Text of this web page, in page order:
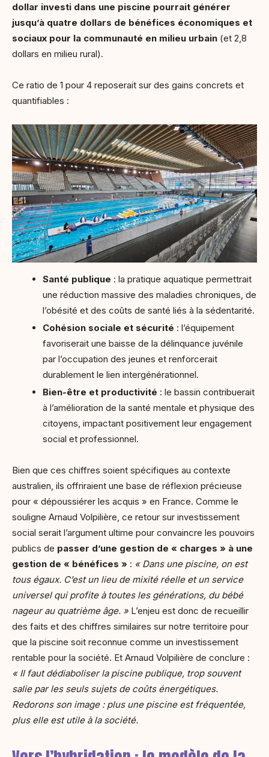
dollar investi dans une piscine pourrait générer
jusqu’à quatre dollars de bénéfices économiques et
sociaux pour la communauté en milieu urbain (et 2,8
dollars en milieu rural).
Ce ratio de 1 pour 4 reposerait sur des gains concrets et
quantifiables :
Santé publique : la pratique aquatique permettrait
une réduction massive des maladies chroniques, de
l’obésité et des coûts de santé liés à la sédentarité.
Cohésion sociale et sécurité : l’équipement
favoriserait une baisse de la délinquance juvénile
par l’occupation des jeunes et renforcerait
durablement le lien intergénérationnel.
Bien-être et productivité : le bassin contribuerait
à l’amélioration de la santé mentale et physique des
citoyens, impactant positivement leur engagement
social et professionnel.
Bien que ces chiffres soient spécifiques au contexte
australien, ils offriraient une base de réflexion précieuse
pour « dépoussiérer les acquis » en France. Comme le
souligne Arnaud Volpilière, ce retour sur investissement
social serait l’argument ultime pour convaincre les pouvoirs
publics de passer d’une gestion de « charges » à une
gestion de « bénéfices » : « Dans une piscine, on est
tous égaux. C’est un lieu de mixité réelle et un service
universel qui profite à toutes les générations, du bébé
nageur au quatrième âge. » L’enjeu est donc de recueillir
des faits et des chiffres similaires sur notre territoire pour
que la piscine soit reconnue comme un investissement
rentable pour la société. Et Arnaud Volpilière de conclure :
« Il faut dédiaboliser la piscine publique, trop souvent
salie par les seuls sujets de coûts énergétiques.
Redorons son image : plus une piscine est fréquentée,
plus elle est utile à la société.